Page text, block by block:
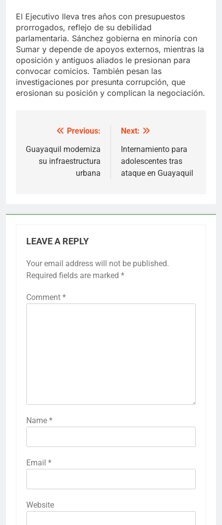
El Ejecutivo lleva tres años con presupuestos
prorrogados, reflejo de su debilidad
parlamentaria. Sánchez gobierna en minoría con
Sumar y depende de apoyos externos, mientras la
oposición y antiguos aliados le presionan para
convocar comicios. También pesan las
investigaciones por presunta corrupción, que
erosionan su posición y complican la negociación.
navigation
Previous:
Guayaquil moderniza
su infraestructura
urbana
Next:
Internamiento para
adolescentes tras
ataque en Guayaquil
LEAVE A REPLY
Your email address will not be published.
Required fields are marked *
Comment *
Name *
Email *
Website